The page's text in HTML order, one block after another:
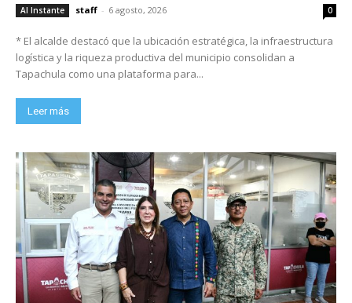
Al Instante staff - 6 agosto, 2026 0
* El alcalde destacó que la ubicación estratégica, la infraestructura
logística y la riqueza productiva del municipio consolidan a
Tapachula como una plataforma para...
Leer más